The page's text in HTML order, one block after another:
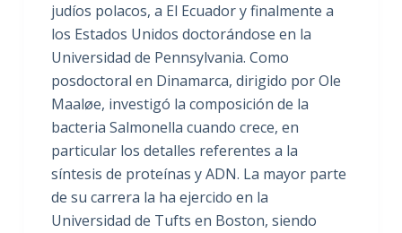
judíos polacos, a El Ecuador y finalmente a
los Estados Unidos doctorándose en la
Universidad de Pennsylvania. Como
posdoctoral en Dinamarca, dirigido por Ole
Maaløe, investigó la composición de la
bacteria Salmonella cuando crece, en
particular los detalles referentes a la
síntesis de proteínas y ADN. La mayor parte
de su carrera la ha ejercido en la
Universidad de Tufts en Boston, siendo